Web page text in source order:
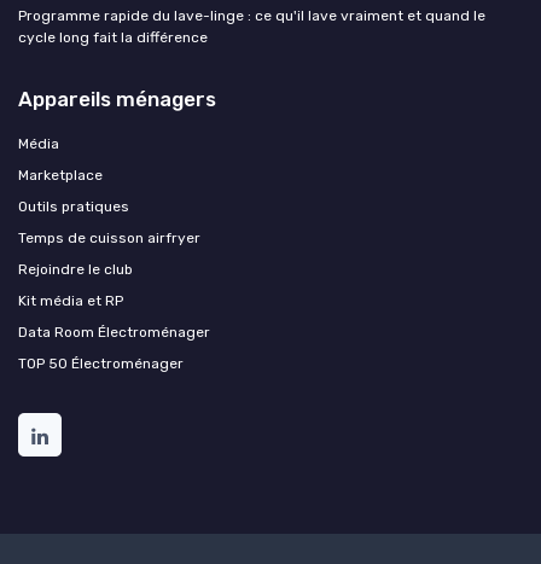
Programme rapide du lave-linge : ce qu'il lave vraiment et quand le
cycle long fait la différence
Appareils ménagers
Média
Marketplace
Outils pratiques
Temps de cuisson airfryer
Rejoindre le club
Kit média et RP
Data Room Électroménager
TOP 50 Électroménager